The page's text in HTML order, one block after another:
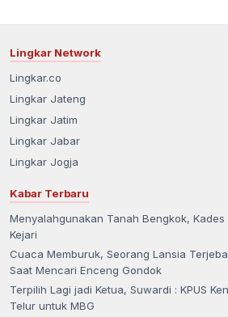
Lingkar Network
Lingkar.co
Lingkar Jateng
Lingkar Jatim
Lingkar Jabar
Lingkar Jogja
Kabar Terbaru
Menyalahgunakan Tanah Bengkok,
Kejari
Cuaca Memburuk, Seorang Lansia
Saat Mencari Enceng Gondok
Terpilih Lagi jadi Ketua, Suwardi : KPUS
Telur untuk MBG